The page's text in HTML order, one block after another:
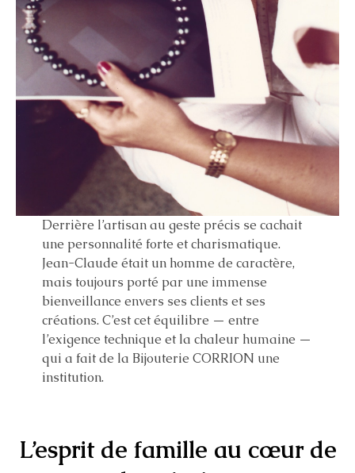
Derrière l’artisan au geste précis se cachait
une personnalité forte et charismatique.
Jean-Claude était un homme de caractère,
mais toujours porté par une immense
bienveillance envers ses clients et ses
créations. C’est cet équilibre — entre
l’exigence technique et la chaleur humaine —
qui a fait de la Bijouterie CORRION une
institution.
L’esprit de famille au cœur de